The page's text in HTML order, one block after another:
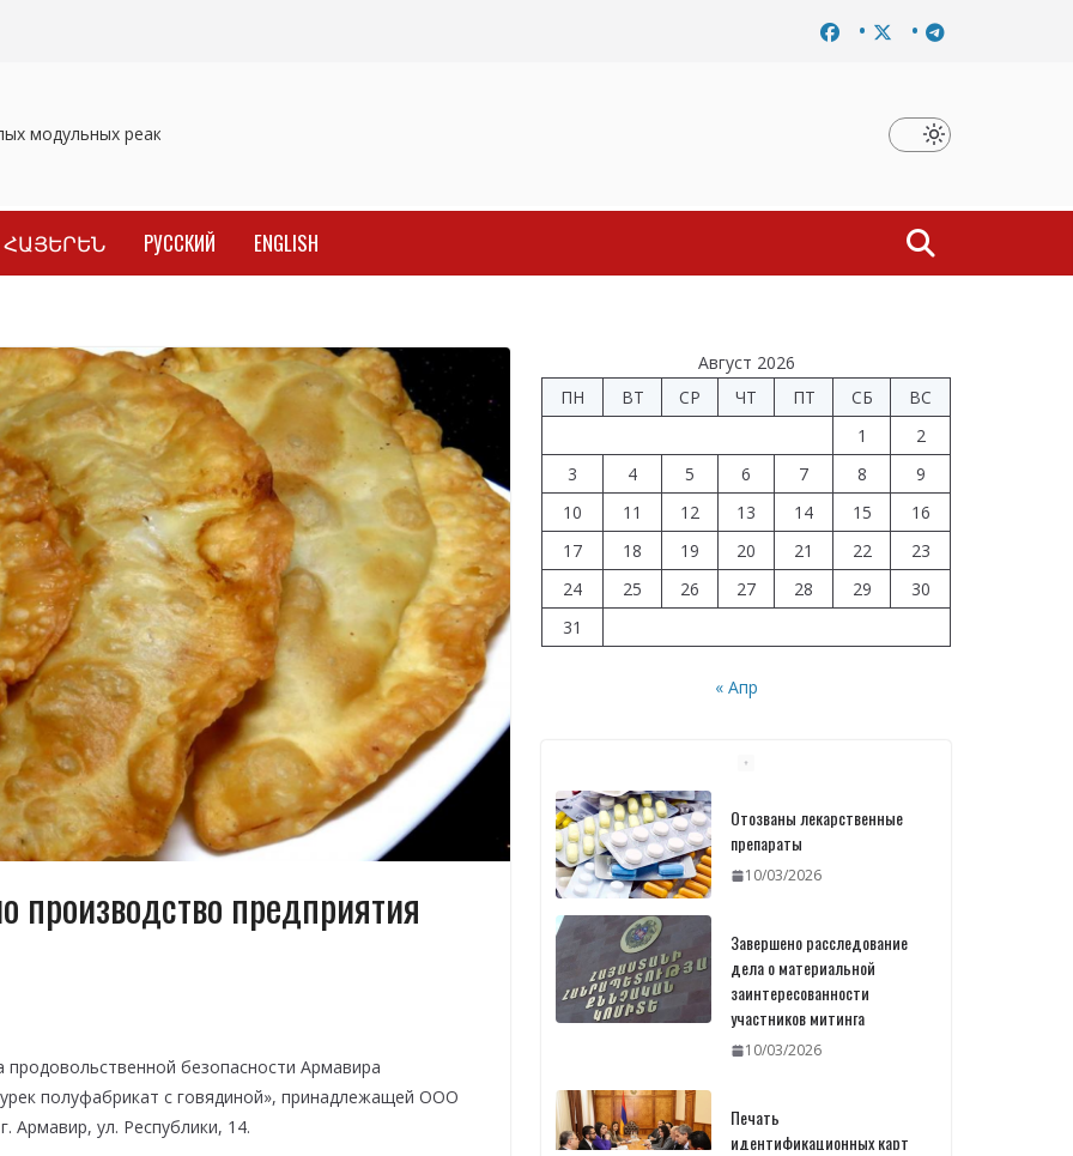
реакторов Завершено расследование дела о материальной
ՀԱՅԵՐԵՆ РУССКИЙ ENGLISH
производство предприятия
безопасности Армавира
полуфабрикат с говядиной», принадлежащей ООО
Армавир, ул. Республики, 14.
Август 2026
ПН
ВТ СР ЧТ ПТ СБ
ВС
1
2
3
4 5 6 7 8
9
10
11 12 13 14 15
16
17
18 19 20 21 22
23
24
25 26 27 28 29
30
31
« Апр
Отозваны лекарственные
препараты
10/03/2026
Завершено расследование
дела о материальной
заинтересованности
участников митинга
10/03/2026
Печать
идентификационных карт